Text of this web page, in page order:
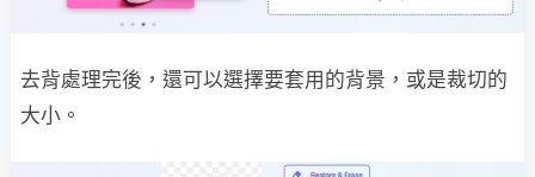
去背處理完後，還可以選擇要套用的背景，或是裁切的
大小。